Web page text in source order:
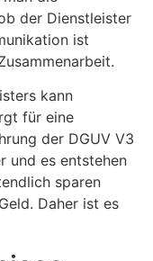
der Dienstleister
ist
kann
für eine
der DGUV V3
und es entstehen
sparen
Daher ist es